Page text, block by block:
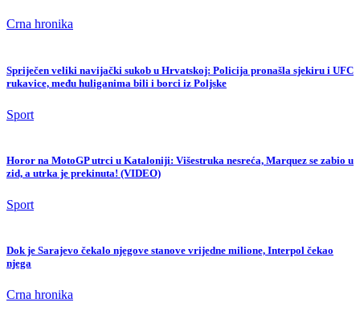
Crna hronika
Spriječen veliki navijački sukob u Hrvatskoj: Policija pronašla sjekiru i UFC
rukavice, među huliganima bili i borci iz Poljske
Sport
Horor na MotoGP utrci u Kataloniji: Višestruka nesreća, Marquez se zabio u
zid, a utrka je prekinuta! (VIDEO)
Sport
Dok je Sarajevo čekalo njegove stanove vrijedne milione, Interpol čekao
njega
Crna hronika